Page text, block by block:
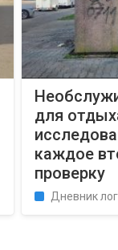
для
каждое
проверку
Дневник